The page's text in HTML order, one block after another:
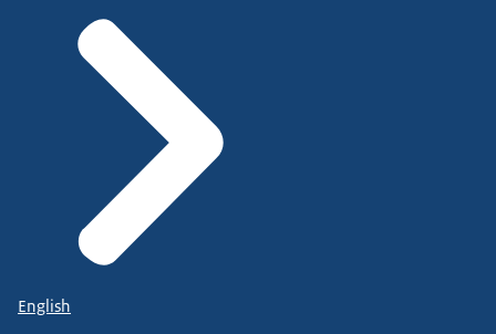
English